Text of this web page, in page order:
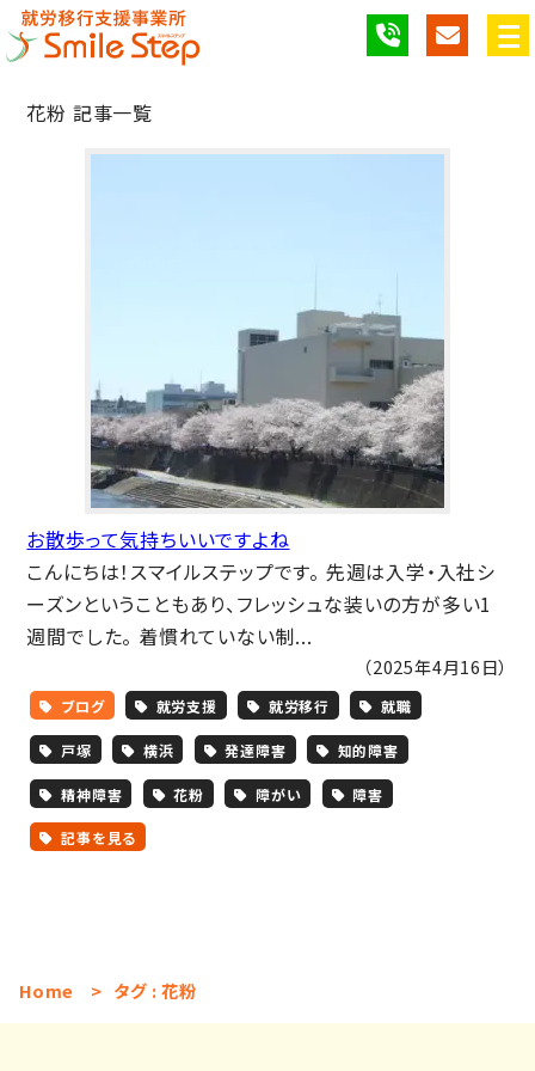
花粉 記事一覧
お散歩って気持ちいいですよね
こんにちは！スマイルステップです。 先週は入学・入社シ
ーズンということもあり、フレッシュな装いの方が多い1
週間でした。 着慣れていない制...
（2025年4月16日）
ブログ 就労支援 就労移行 就職
戸塚 横浜 発達障害 知的障害
精神障害 花粉 障がい 障害
記事を見る
Home > タグ : 花粉